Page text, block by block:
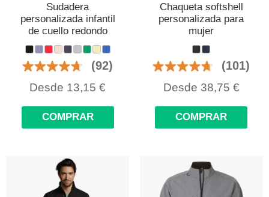
Sudadera
personalizada infantil
de cuello redondo
(92)
Desde 13,15 €
COMPRAR
Chaqueta softshell
personalizada para
mujer
(101)
Desde 38,75 €
COMPRAR